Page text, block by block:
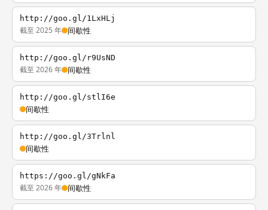
http://goo.gl/1LxHLj
截至 2025 年 间歇性
http://goo.gl/r9UsND
截至 2026 年 间歇性
http://goo.gl/stlI6e
间歇性
http://goo.gl/3Trlnl
间歇性
https://goo.gl/gNkFa
截至 2026 年 间歇性